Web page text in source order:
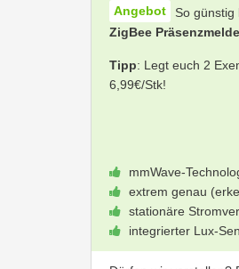
So günstig
ZigBee
Tipp: Legt euch 2
6,99€/Stk!
mmWave-
extrem genau
stationäre
integrierter Lux-